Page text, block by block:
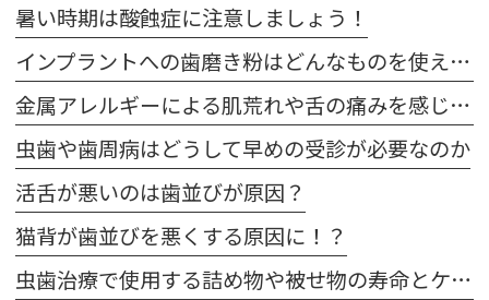
暑い時期は酸蝕症に注意しましょう！
インプラントへの歯磨き粉はどんなものを使えばいいの？
金属アレルギーによる肌荒れや舌の痛みを感じた場合は注意が必要です
虫歯や歯周病はどうして早めの受診が必要なのか
活舌が悪いのは歯並びが原因？
猫背が歯並びを悪くする原因に！？
虫歯治療で使用する詰め物や被せ物の寿命とケア方法